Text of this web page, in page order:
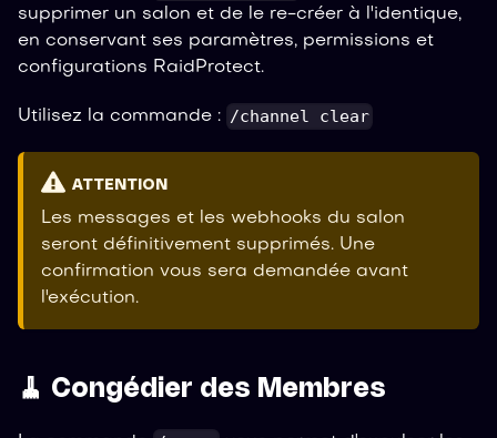
supprimer un salon et de le re-créer à l'identique,
en conservant ses paramètres, permissions et
configurations RaidProtect.
Utilisez la commande : /channel clear
ATTENTION
Les messages et les webhooks du salon
seront définitivement supprimés. Une
confirmation vous sera demandée avant
l'exécution.
🧹 Congédier des Membres